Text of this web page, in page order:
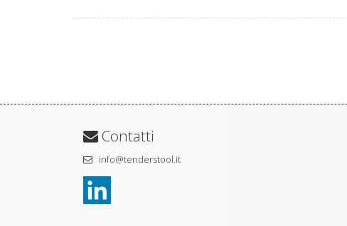
Contatti
info@tenderstool.it